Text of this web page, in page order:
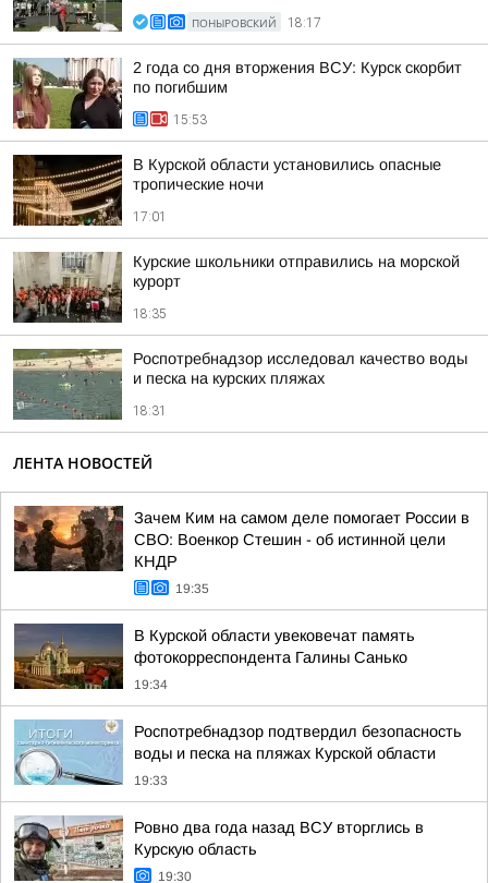
ПОНЫРОВСКИЙ 18:17
2 года со дня вторжения ВСУ: Курск скорбит
по погибшим
15:53
В Курской области установились опасные
тропические ночи
17:01
Курские школьники отправились на морской
курорт
18:35
Роспотребнадзор исследовал качество воды
и песка на курских пляжах
18:31
ЛЕНТА НОВОСТЕЙ
Зачем Ким на самом деле помогает России в
СВО: Военкор Стешин - об истинной цели
КНДР
19:35
В Курской области увековечат память
фотокорреспондента Галины Санько
19:34
Роспотребнадзор подтвердил безопасность
воды и песка на пляжах Курской области
19:33
Ровно два года назад ВСУ вторглись в
Курскую область
19:30